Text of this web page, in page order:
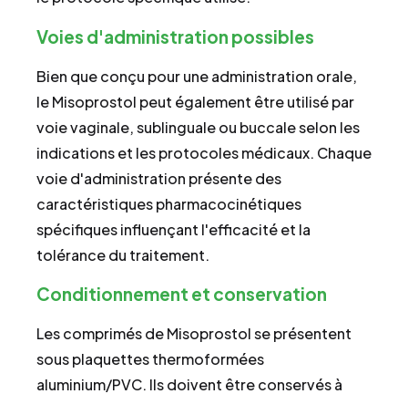
Voies d'administration possibles
Bien que conçu pour une administration orale,
le Misoprostol peut également être utilisé par
voie vaginale, sublinguale ou buccale selon les
indications et les protocoles médicaux. Chaque
voie d'administration présente des
caractéristiques pharmacocinétiques
spécifiques influençant l'efficacité et la
tolérance du traitement.
Conditionnement et conservation
Les comprimés de Misoprostol se présentent
sous plaquettes thermoformées
aluminium/PVC. Ils doivent être conservés à